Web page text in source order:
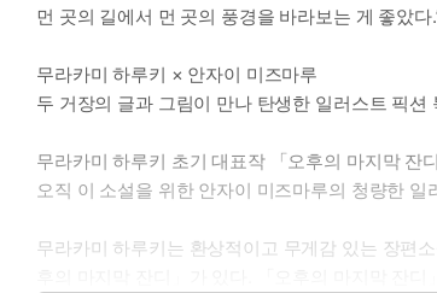
먼 곳의 길에서 먼 곳의 풍경을 바라보는 게 좋았다
무라카미 하루키 × 안자이 미즈마루
두 거장의 글과 그림이 만나 탄생한 일러스트 픽션
무라카미 하루키 초기 대표작 「오후의 마지막 잔디
오직 이 소설을 위한 안자이 미즈마루의 청량한 일
무라카미 하루키는 환상적이고 무게감 있는 장편